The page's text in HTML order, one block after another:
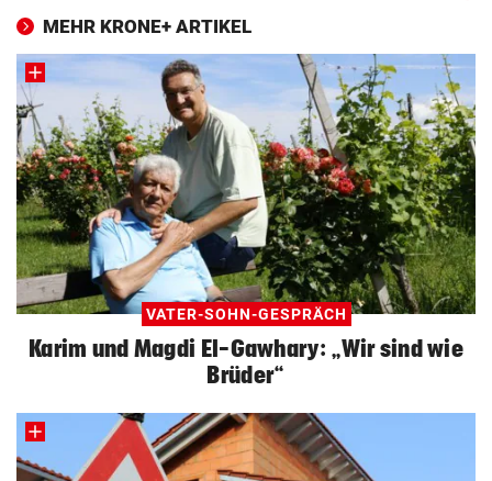
MEHR KRONE+ ARTIKEL
VATER-SOHN-GESPRÄCH
Karim und Magdi El-Gawhary: „Wir sind wie
Brüder“